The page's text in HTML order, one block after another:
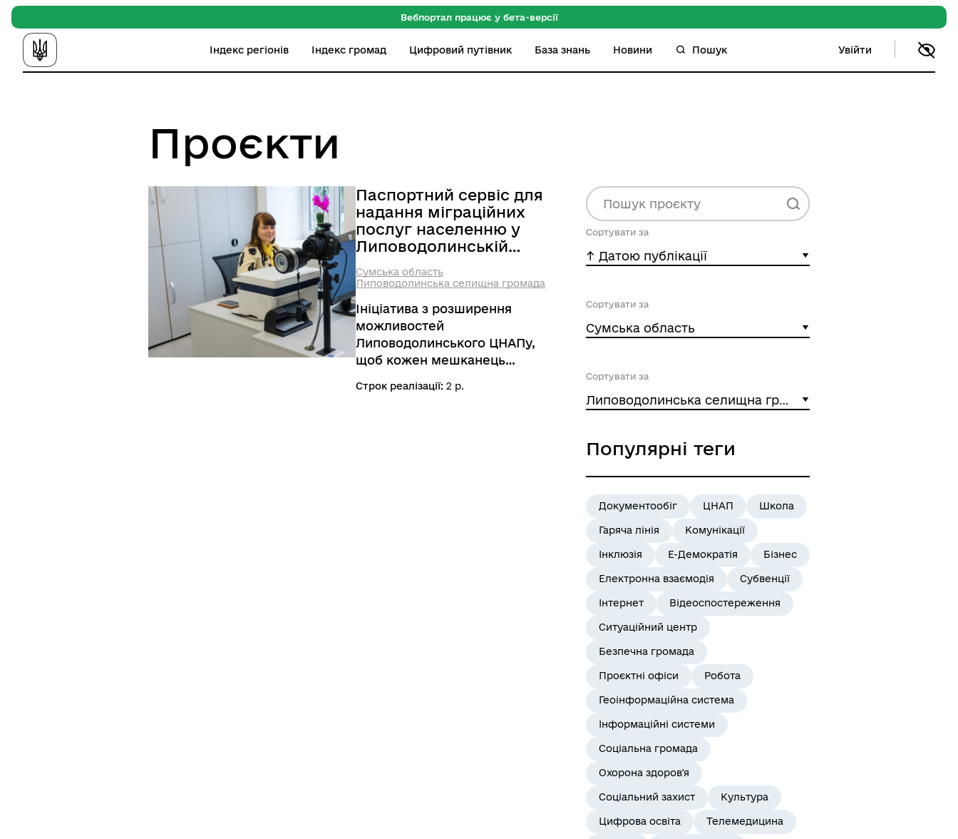
Вебпортал працює у бета-версії
Індекс регіонів Індекс громад Цифровий путівник База знань Новини Пошук Увійти
Проєкти
Паспортний сервіс для
надання міграційних
послуг населенню у
Липоводолинській
Сумська область
Липоводолинська селищна громада
Ініціатива з розширення
можливостей
Липоводолинського ЦНАПу,
щоб кожен мешканець
паспортні послуги поруч із
Строк реалізації: 2 р.
Сортувати за
-^ Датою публікації
Сортувати за
Сумська область
Сортувати за
Липоводолинська селищна громада
Популярні теги
Документообіг ЦНАП Школа
Гаряча лінія Комунікації
Інклюзія Е-Демократія Бізнес
Електронна взаємодія Субвенції
Інтернет Відеоспостереження
Ситуаційний центр
Безпечна громада
Проєктні офіси Робота
Геоінформаційна система
Інформаційні системи
Соціальна громада
Охорона здоров'я
Соціальний захист Культура
Цифрова освіта Телемедицина